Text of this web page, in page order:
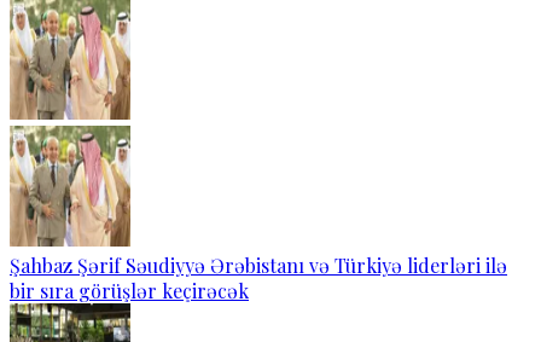
Şahbaz Şərif Səudiyyə Ərəbistanı və Türkiyə liderləri ilə
bir sıra görüşlər keçirəcək